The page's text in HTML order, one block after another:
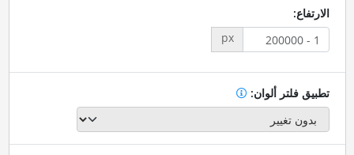
الارتفاع:
px
تطبيق فلتر ألوان: